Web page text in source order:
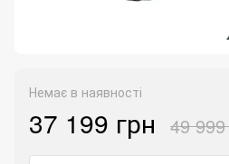
Немає в наявності
37 199 грн 49